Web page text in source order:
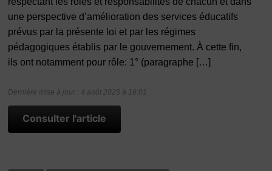
une perspective d’amélioration des services éducatifs
prévus par la présente loi et par les régimes
pédagogiques établis par le gouvernement. À cette fin,
ils ont notamment pour rôle: 1° (paragraphe […]
Dernière mise à jour : 4 août 2025 à 16:01
Consulter l'article